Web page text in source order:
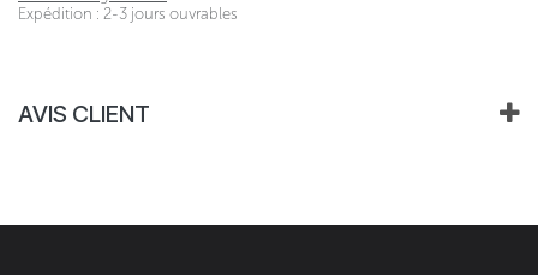
Expédition : 2-3 jours ouvrables
AVIS CLIENT